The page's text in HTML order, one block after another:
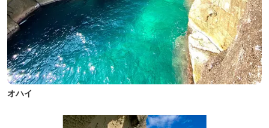
オハイ